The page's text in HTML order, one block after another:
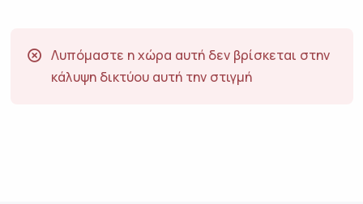
Λυπόμαστε η χώρα αυτή δεν βρίσκεται στην
κάλυψη δικτύου αυτή την στιγμή